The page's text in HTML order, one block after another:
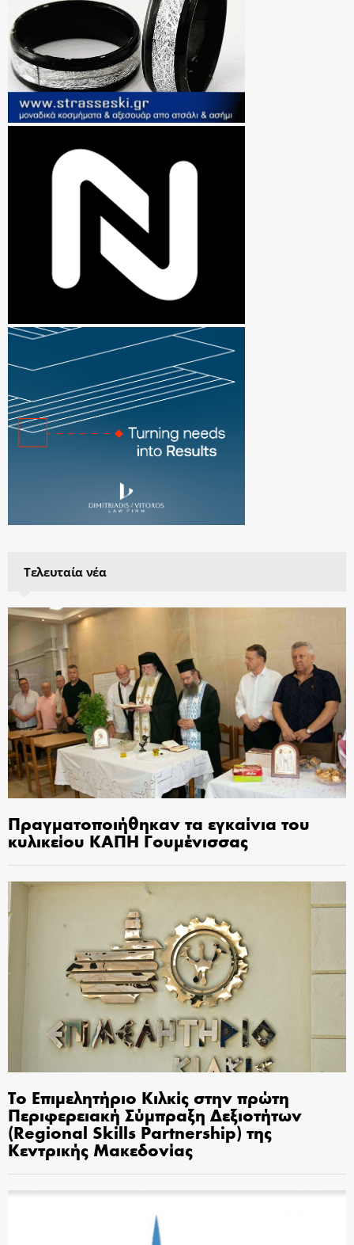
Τελευταία νέα
Πραγματοποιήθηκαν τα εγκαίνια του
κυλικείου ΚΑΠΗ Γουμένισσας
Το Επιμελητήριο Κιλκίς στην πρώτη
Περιφερειακή Σύμπραξη Δεξιοτήτων
(Regional Skills Partnership) της
Κεντρικής Μακεδονίας